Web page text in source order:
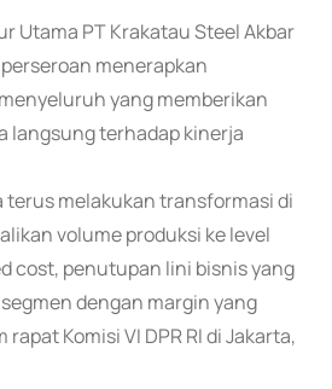
Utama PT Krakatau Steel Akbar
menerapkan
yang memberikan
langsung terhadap kinerja
terus melakukan transformasi di
volume produksi ke level
cost, penutupan lini bisnis yang
dengan margin yang
Komisi VI DPR RI di Jakarta,